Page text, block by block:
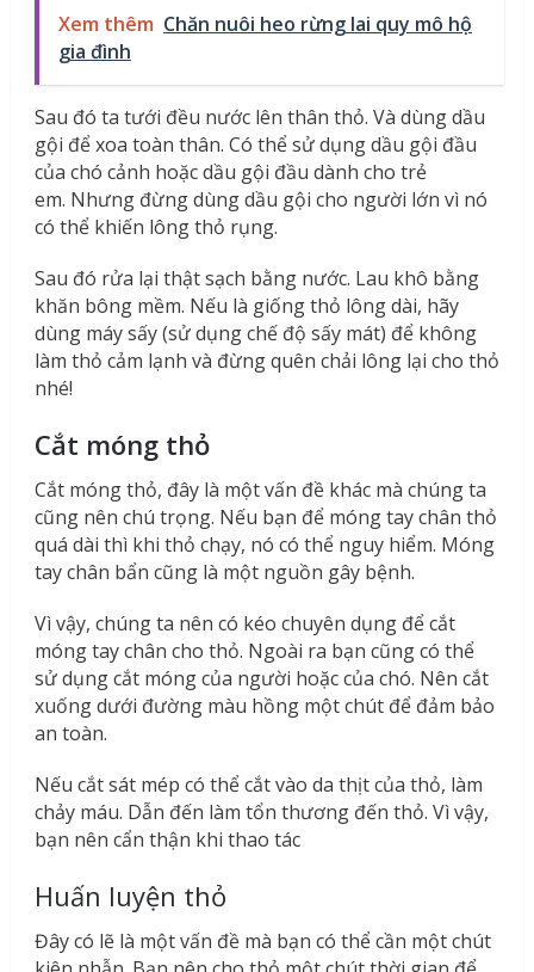
Xem thêm Chăn nuôi heo rừng lai quy mô hộ
gia đình
Sau đó ta tưới đều nước lên thân thỏ. Và dùng dầu
gội để xoa toàn thân. Có thể sử dụng dầu gội đầu
của chó cảnh hoặc dầu gội đầu dành cho trẻ
em. Nhưng đừng dùng dầu gội cho người lớn vì nó
có thể khiến lông thỏ rụng.
Sau đó rửa lại thật sạch bằng nước. Lau khô bằng
khăn bông mềm. Nếu là giống thỏ lông dài, hãy
dùng máy sấy (sử dụng chế độ sấy mát) để không
làm thỏ cảm lạnh và đừng quên chải lông lại cho thỏ
nhé!
Cắt móng thỏ
Cắt móng thỏ, đây là một vấn đề khác mà chúng ta
cũng nên chú trọng. Nếu bạn để móng tay chân thỏ
quá dài thì khi thỏ chạy, nó có thể nguy hiểm. Móng
tay chân bẩn cũng là một nguồn gây bệnh.
Vì vậy, chúng ta nên có kéo chuyên dụng để cắt
móng tay chân cho thỏ. Ngoài ra bạn cũng có thể
sử dụng cắt móng của người hoặc của chó. Nên cắt
xuống dưới đường màu hồng một chút để đảm bảo
an toàn.
Nếu cắt sát mép có thể cắt vào da thịt của thỏ, làm
chảy máu. Dẫn đến làm tổn thương đến thỏ. Vì vậy,
bạn nên cẩn thận khi thao tác
Huấn luyện thỏ
Đây có lẽ là một vấn đề mà bạn có thể cần một chút